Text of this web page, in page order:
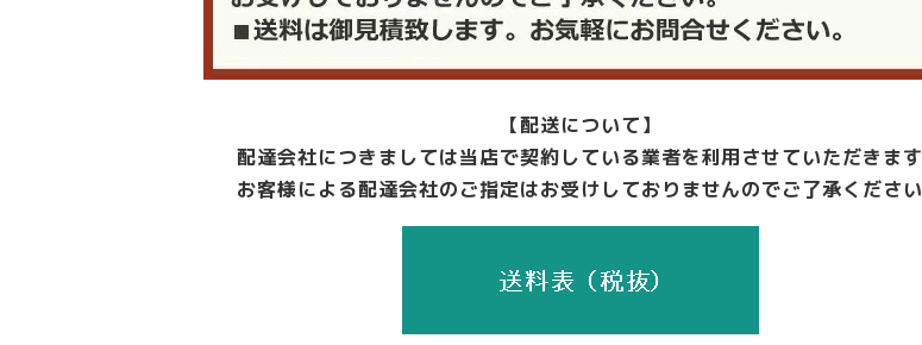
【配送について】
配達会社につきましては当店で契約している業者を利用させていただきます
お客様による配達会社のご指定はお受けしておりませんのでご了承ください